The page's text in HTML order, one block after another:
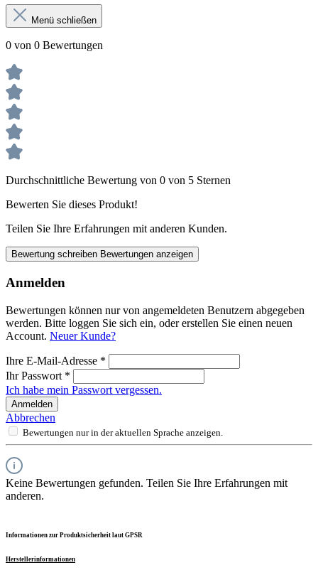
Menü schließen
0 von 0 Bewertungen
Durchschnittliche Bewertung von 0 von 5 Sternen
Bewerten Sie dieses Produkt!
Teilen Sie Ihre Erfahrungen mit anderen Kunden.
Bewertung schreiben Bewertungen anzeigen
Anmelden
Bewertungen können nur von angemeldeten Benutzern abgegeben
werden. Bitte loggen Sie sich ein, oder erstellen Sie einen neuen
Account. Neuer Kunde?
Ihre E-Mail-Adresse *
Ihr Passwort *
Ich habe mein Passwort vergessen.
Anmelden
Abbrechen
Bewertungen nur in der aktuellen Sprache anzeigen.
Keine Bewertungen gefunden. Teilen Sie Ihre Erfahrungen mit
anderen.
Informationen zur Produktsicherheit laut GPSR
Herstellerinformationen